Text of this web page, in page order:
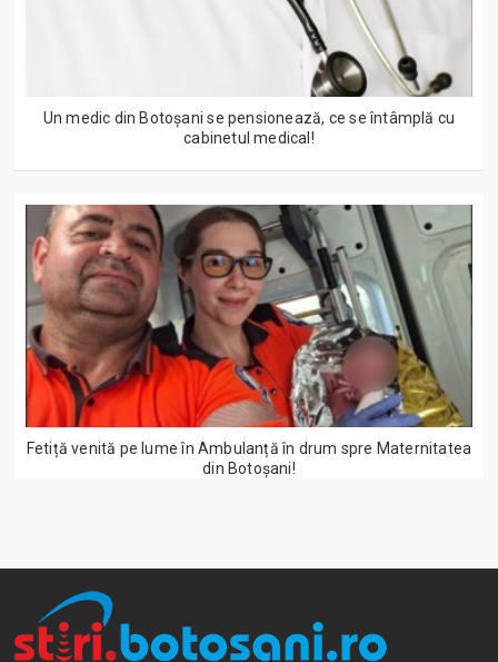
Un medic din Botoșani se pensionează, ce se întâmplă cu
cabinetul medical!
Fetiță venită pe lume în Ambulanță în drum spre Maternitatea
din Botoșani!